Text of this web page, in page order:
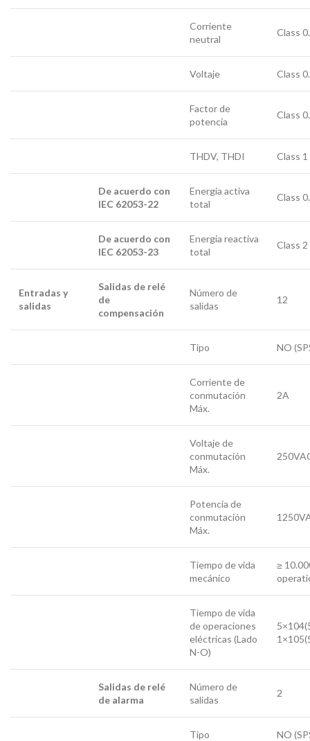
Corriente
neutral
Class
Voltaje Class
Factor de
potencia
Class
THDV, THDI Class 1
De acuerdo con
IEC 62053-22
Energia activa
total
Class
De acuerdo con
IEC 62053-23
Energia reactiva
total
Class 2
Entradas y
salidas
Salidas de relé
de
compensación
Número de
salidas
12
Tipo NO
Corriente de
conmutación
Máx.
2A
Voltaje de
conmutación
Máx.
Potencia de
conmutación
Máx.
Tiempo de vida
mecánico
≥
Tiempo de vida
de operaciones
eléctricas (Lado
N-O)
Salidas de relé
de alarma
Número de
salidas
2
Tipo NO